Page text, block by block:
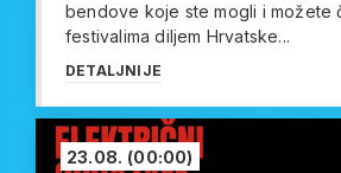
bendove koje ste mogli i možete
festivalima diljem Hrvatske...
DETALJNIJE
23.08. (00:00)